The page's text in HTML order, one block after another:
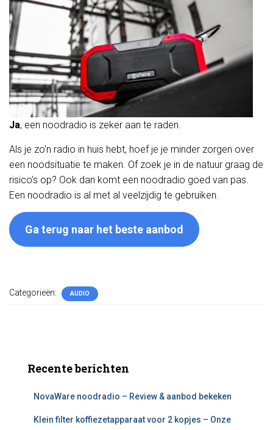
Ja, een noodradio is zeker aan te raden.
Als je zo’n radio in huis hebt, hoef je je minder zorgen over
een noodsituatie te maken. Of zoek je in de natuur graag de
risico’s op? Ook dan komt een noodradio goed van pas.
Een noodradio is al met al veelzijdig te gebruiken.
Ga terug naar het beste aanbod
Categorieën: AUDIO
Recente berichten
NovaWare noodradio – Review & aanbod bekeken
Klein filter koffiezetapparaat voor 2 kopjes – Onze